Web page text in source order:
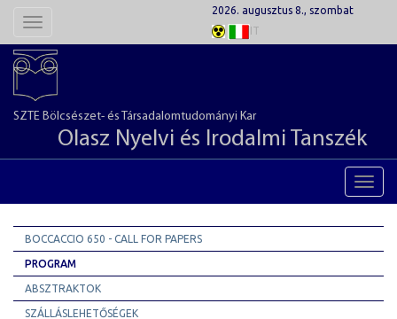
Toggle
2026. augusztus 8., szombat
IT
SZTE Bölcsészet- és Társadalomtudományi Kar
Olasz Nyelvi és Irodalmi Tanszék
BOCCACCIO 650 - CALL FOR PAPERS
PROGRAM
ABSZTRAKTOK
SZÁLLÁSLEHETŐSÉGEK